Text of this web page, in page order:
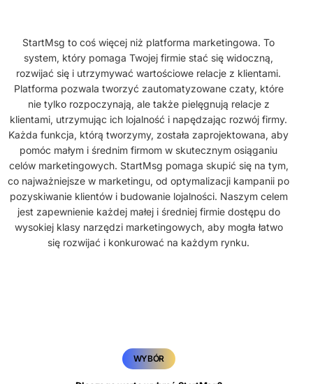
StartMsg to coś więcej niż platforma marketingowa. To
system, który pomaga Twojej firmie stać się widoczną,
rozwijać się i utrzymywać wartościowe relacje z klientami.
Platforma pozwala tworzyć zautomatyzowane czaty, które
nie tylko rozpoczynają, ale także pielęgnują relacje z
klientami, utrzymując ich lojalność i napędzając rozwój firmy.
Każda funkcja, którą tworzymy, została zaprojektowana, aby
pomóc małym i średnim firmom w skutecznym osiąganiu
celów marketingowych. StartMsg pomaga skupić się na tym,
co najważniejsze w marketingu, od optymalizacji kampanii po
pozyskiwanie klientów i budowanie lojalności. Naszym celem
jest zapewnienie każdej małej i średniej firmie dostępu do
wysokiej klasy narzędzi marketingowych, aby mogła łatwo
się rozwijać i konkurować na każdym rynku.
WYBÓR